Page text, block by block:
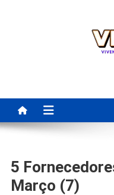
Para
5
Março (7)